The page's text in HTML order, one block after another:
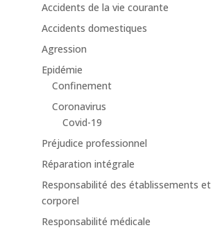
Accidents de la vie courante
Accidents domestiques
Agression
Epidémie
Confinement
Coronavirus
Covid-19
Préjudice professionnel
Réparation intégrale
Responsabilité des établissements
corporel
Responsabilité médicale